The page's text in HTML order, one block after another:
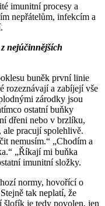
imunitní procesy a
nepřátelům, infekcím a
nejúčinnějších
buněk první linie
rozeznávají a zabíjejí vše
zárodky jsou
ostatní buňky
dřeni nebo v brzlíku,
ale pracují spolehlivě.
nemusím.“ „Chodím a
„Říkají mi buňka
imunitní složky.
normy, hovořící o
tak neplatí, že
šlofík je tedy povolen, jen